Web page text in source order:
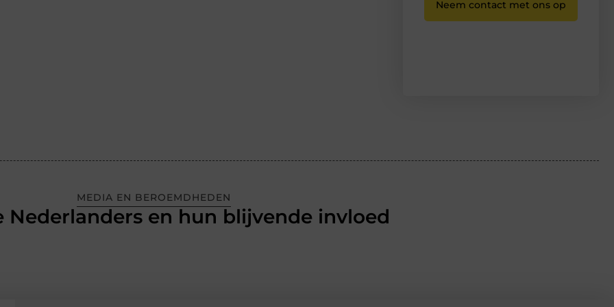
Neem contact met ons op
MEDIA EN BEROEMDHEDEN
Nederlanders en hun blijvende invloed